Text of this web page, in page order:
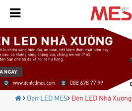
Đèn LED MES Đèn LED Nhà Xưởng